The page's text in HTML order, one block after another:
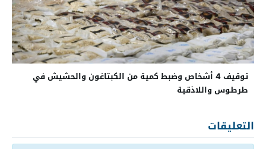
توقيف 4 أشخاص وضبط كمية من الكبتاغون والحشيش في
طرطوس واللاذقية
التعليقات